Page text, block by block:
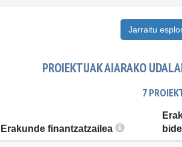
Jarraitu
PROIEKTUAK AIARAKO
7
Erakunde finantzatzailea